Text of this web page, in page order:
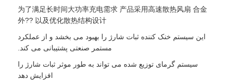
为了满足长时间大功率充电需求 产品采用高速散热风扇 合金
外?? 以及优化散热结构设计
این سیستم خنک کننده ثبات شارژ را بهبود می بخشد و از عملکرد
مستمر صنعتی پشتیبانی می کند.
سیستم گرمای توزیع شده می تواند به طور موثر ثبات شارژ را
افزایش دهد